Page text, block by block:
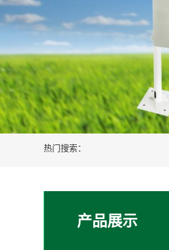
新能源光伏风电设备
热门搜索：
产品展示